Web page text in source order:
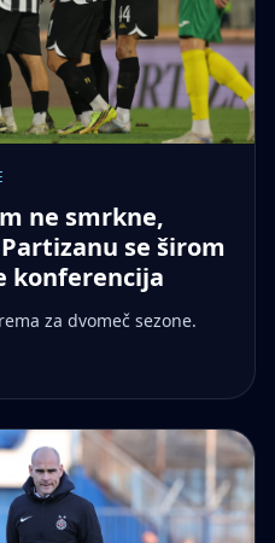
ne smrkne,
se širom
konferencija
za dvomeč sezone.